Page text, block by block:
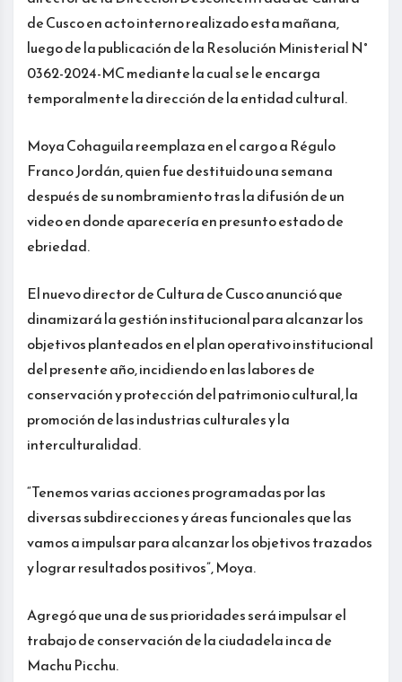
de Cusco en acto interno realizado esta mañana,
luego de la publicación de la Resolución Ministerial N°
0362-2024-MC mediante la cual se le encarga
temporalmente la dirección de la entidad cultural.
Moya Cohaguila reemplaza en el cargo a Régulo
Franco Jordán, quien fue destituido una semana
después de su nombramiento tras la difusión de un
video en donde aparecería en presunto estado de
ebriedad.
El nuevo director de Cultura de Cusco anunció que
dinamizará la gestión institucional para alcanzar los
objetivos planteados en el plan operativo institucional
del presente año, incidiendo en las labores de
conservación y protección del patrimonio cultural, la
promoción de las industrias culturales y la
interculturalidad.
“Tenemos varias acciones programadas por las
diversas subdirecciones y áreas funcionales que las
vamos a impulsar para alcanzar los objetivos trazados
y lograr resultados positivos”, Moya.
Agregó que una de sus prioridades será impulsar el
trabajo de conservación de la ciudadela inca de
Machu Picchu.